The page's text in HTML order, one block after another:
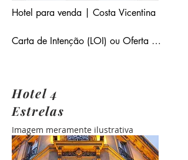
Hotel para venda | Costa Vicentina
Carta de Intenção (LOI) ou Oferta
entidade vendedora será necessária
Prova de Fundos.
Hotel 4
Estrelas
Imagem meramente ilustrativa